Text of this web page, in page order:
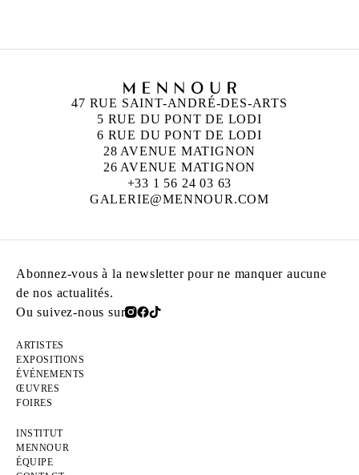
47 RUE SAINT-ANDRÉ-DES-ARTS
5 RUE DU PONT DE LODI
6 RUE DU PONT DE LODI
28 AVENUE MATIGNON
26 AVENUE MATIGNON
+33 1 56 24 03 63
GALERIE@MENNOUR.COM
Abonnez-vous à la newsletter pour ne manquer aucune
de nos actualités.
Ou suivez-nous sur
ARTISTES
EXPOSITIONS
ÉVÉNEMENTS
ŒUVRES
FOIRES
INSTITUT
MENNOUR
ÉQUIPE